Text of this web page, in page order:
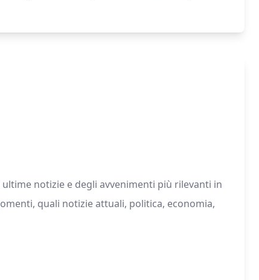
notizie e degli avvenimenti più rilevanti in
quali notizie attuali, politica, economia,